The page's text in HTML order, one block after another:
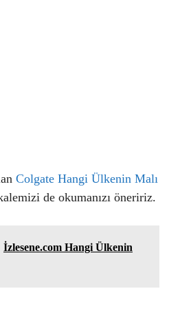
Colgate Hangi Ülkenin Malı
de okumanızı öneririz.
İzlesene.com Hangi Ülkenin